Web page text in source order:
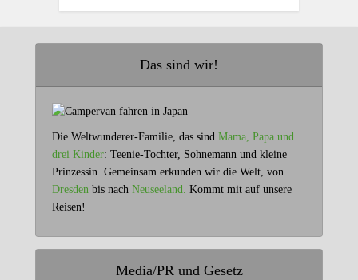
Das sind wir!
Die Weltwunderer-Familie, das sind Mama, Papa und
drei Kinder: Teenie-Tochter, Sohnemann und kleine
Prinzessin. Gemeinsam erkunden wir die Welt, von
Dresden bis nach Neuseeland. Kommt mit auf unsere
Reisen!
Media/PR und Gesetz